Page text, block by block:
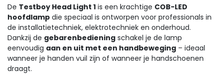
De Testboy Head Light 1 is een krachtige COB-LED
hoofdlamp die speciaal is ontworpen voor professionals in
de installatietechniek, elektrotechniek en onderhoud.
Dankzij de gebarenbediening schakel je de lamp
eenvoudig aan en uit met een handbeweging – ideaal
wanneer je handen vuil zijn of wanneer je handschoenen
draagt.